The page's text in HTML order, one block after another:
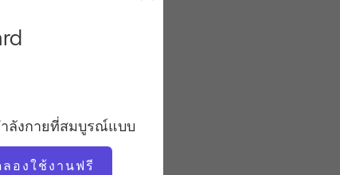
ำลังกายที่สมบูรณ์แบบ
ลองใช้งานฟรี
ซิโมน่า ชิปริอานี